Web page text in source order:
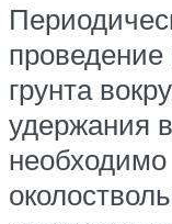
грунта
удержания